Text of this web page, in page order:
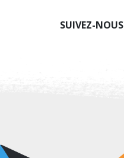
SUIVEZ-NOUS